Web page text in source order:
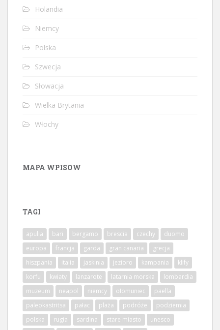
Holandia
Niemcy
Polska
Szwecja
Słowacja
Wielka Brytania
Włochy
MAPA WPISÓW
TAGI
apulia bari bergamo brescia czechy
duomo
europa
francja garda gran canaria
grecja
hiszpania
italia jaskinia jezioro kampania
klify
korfu
kwiaty lanzarote latarnia morska
lombardia
muzeum
neapol niemcy ołomuniec
paella
paleokastritsa
pałac plaża podróże
podziemia
polska
rugia sardina stare miasto
unesco